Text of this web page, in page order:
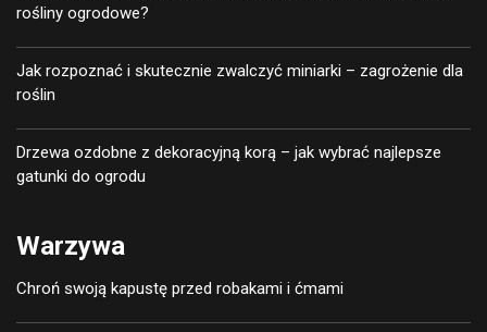
rośliny ogrodowe?
Jak rozpoznać i skutecznie zwalczyć miniarki – zagrożenie dla
roślin
Drzewa ozdobne z dekoracyjną korą – jak wybrać najlepsze
gatunki do ogrodu
Warzywa
Chroń swoją kapustę przed robakami i ćmami